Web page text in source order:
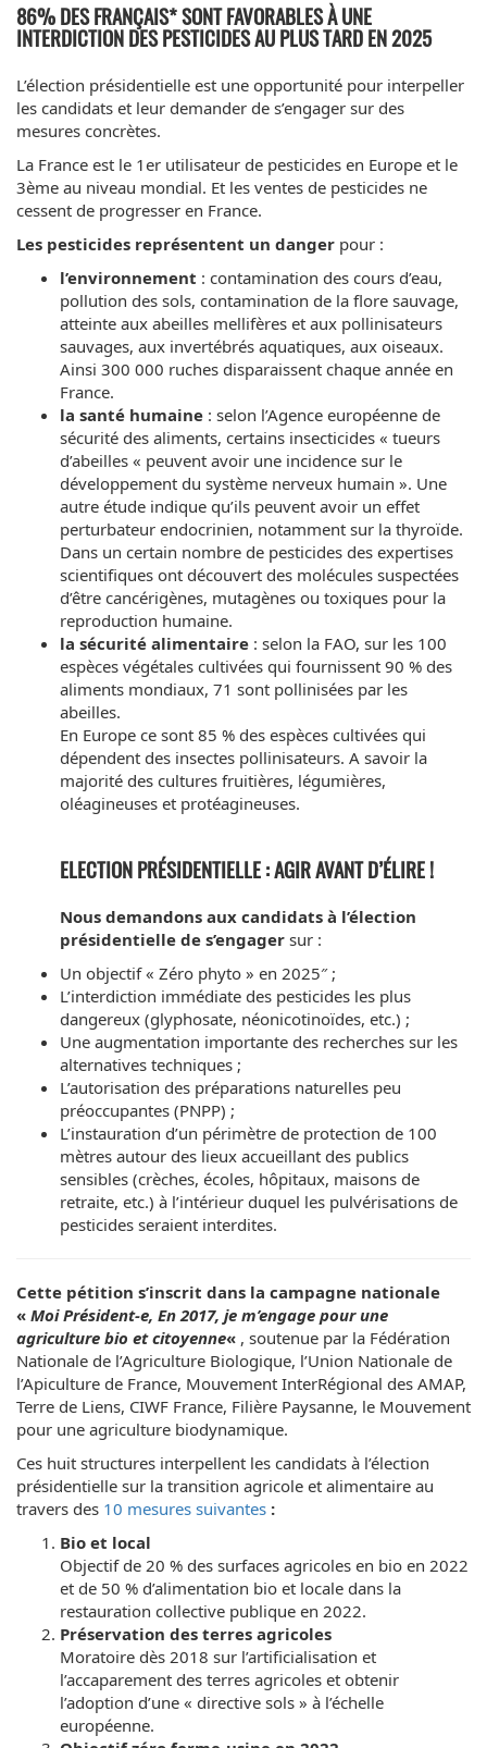
86% DES FRANÇAIS* SONT FAVORABLES À UNE
INTERDICTION DES PESTICIDES AU PLUS TARD EN 2025
L’élection présidentielle est une opportunité pour interpeller
les candidats et leur demander de s’engager sur des
mesures concrètes.
La France est le 1er utilisateur de pesticides en Europe et le
3ème au niveau mondial. Et les ventes de pesticides ne
cessent de progresser en France.
Les pesticides représentent un danger pour :
l’environnement : contamination des cours d’eau,
pollution des sols, contamination de la flore sauvage,
atteinte aux abeilles mellifères et aux pollinisateurs
sauvages, aux invertébrés aquatiques, aux oiseaux.
Ainsi 300 000 ruches disparaissent chaque année en
France.
la santé humaine : selon l’Agence européenne de
sécurité des aliments, certains insecticides « tueurs
d’abeilles « peuvent avoir une incidence sur le
développement du système nerveux humain ». Une
autre étude indique qu’ils peuvent avoir un effet
perturbateur endocrinien, notamment sur la thyroïde.
Dans un certain nombre de pesticides des expertises
scientifiques ont découvert des molécules suspectées
d’être cancérigènes, mutagènes ou toxiques pour la
reproduction humaine.
la sécurité alimentaire : selon la FAO, sur les 100
espèces végétales cultivées qui fournissent 90 % des
aliments mondiaux, 71 sont pollinisées par les
abeilles.
En Europe ce sont 85 % des espèces cultivées qui
dépendent des insectes pollinisateurs. A savoir la
majorité des cultures fruitières, légumières,
oléagineuses et protéagineuses.
ELECTION PRÉSIDENTIELLE : AGIR AVANT D’ÉLIRE !
Nous demandons aux candidats à l’élection
présidentielle de s’engager sur :
Un objectif « Zéro phyto » en 2025″ ;
L’interdiction immédiate des pesticides les plus
dangereux (glyphosate, néonicotinoïdes, etc.) ;
Une augmentation importante des recherches sur les
alternatives techniques ;
L’autorisation des préparations naturelles peu
préoccupantes (PNPP) ;
L’instauration d’un périmètre de protection de 100
mètres autour des lieux accueillant des publics
sensibles (crèches, écoles, hôpitaux, maisons de
retraite, etc.) à l’intérieur duquel les pulvérisations de
pesticides seraient interdites.
Cette pétition s’inscrit dans la campagne nationale
« Moi Président-e, En 2017, je m’engage pour une
agriculture bio et citoyenne« , soutenue par la Fédération
Nationale de l’Agriculture Biologique, l’Union Nationale de
l’Apiculture de France, Mouvement InterRégional des AMAP,
Terre de Liens, CIWF France, Filière Paysanne, le Mouvement
pour une agriculture biodynamique.
Ces huit structures interpellent les candidats à l’élection
présidentielle sur la transition agricole et alimentaire au
travers des 10 mesures suivantes :
Bio et local
Objectif de 20 % des surfaces agricoles en bio en 2022
et de 50 % d’alimentation bio et locale dans la
restauration collective publique en 2022.
Préservation des terres agricoles
Moratoire dès 2018 sur l’artificialisation et
l’accaparement des terres agricoles et obtenir
l’adoption d’une « directive sols » à l’échelle
européenne.